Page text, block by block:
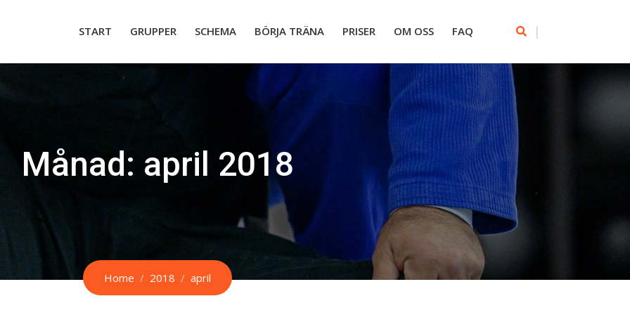
START GRUPPER SCHEMA BÖRJA TRÄNA PRISER OM OSS FAQ |
Månad: april 2018
Home 2018 april